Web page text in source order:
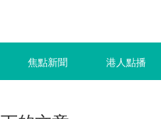
焦點新聞 港人點播